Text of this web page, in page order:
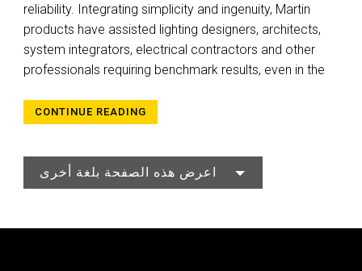
reliability. Integrating simplicity and ingenuity, Martin
products have assisted lighting designers, architects,
system integrators, electrical contractors and other
professionals requiring benchmark results, even in the
CONTINUE READING
اعرض هذه الصفحة بلغة أخرى